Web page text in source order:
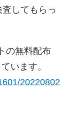
してもらっ
の無料配布
います。
20220802